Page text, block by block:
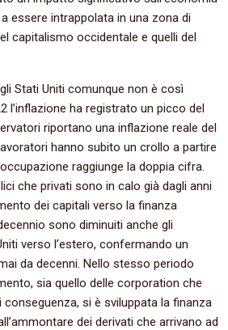
essere intrappolata in una zona di
capitalismo occidentale e quelli del
Stati Uniti comunque non è così
l’inflazione ha registrato un picco del
riportano una inflazione reale del
hanno subito un crollo a partire
raggiunge la doppia cifra.
che privati sono in calo già dagli anni
dei capitali verso la finanza
sono diminuiti anche gli
verso l’estero, confermando un
da decenni. Nello stesso periodo
sia quello delle corporation che
conseguenza, si è sviluppata la finanza
dei derivati che arrivano ad